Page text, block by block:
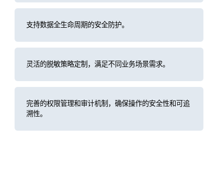
支持数据全生命周期的安全防护。
灵活的脱敏策略定制，满足不同业务场景需求。
完善的权限管理和审计机制，确保操作的安全性和可追
溯性。